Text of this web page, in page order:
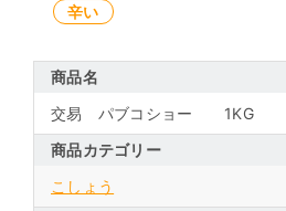
辛い
商品名
交易 パブコショー 1KG
商品カテゴリー
こしょう